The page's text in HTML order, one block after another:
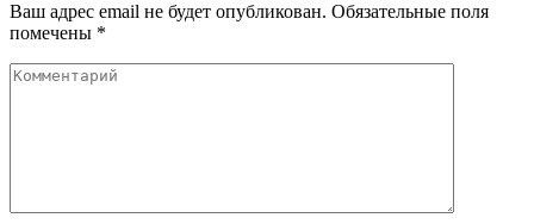
Ваш адрес email не будет опубликован. Обязательные поля
помечены *